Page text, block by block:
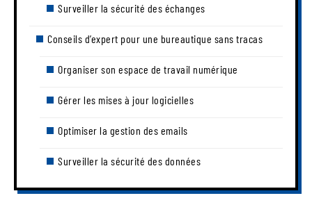
Surveiller la sécurité des échanges
Conseils d’expert pour une bureautique sans tracas
Organiser son espace de travail numérique
Gérer les mises à jour logicielles
Optimiser la gestion des emails
Surveiller la sécurité des données